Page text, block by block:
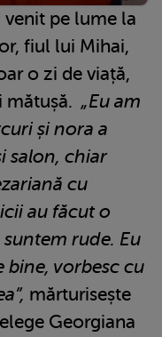
pe lume la
fiul lui Mihai,
o zi de viață,
mătușă. „Eu am
și nora a
salon, chiar
cu
au făcut o
rude. Eu
bine, vorbesc cu
mărturisește
Georgiana